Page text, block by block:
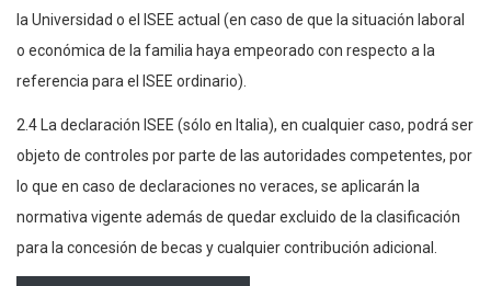
la Universidad o el ISEE actual (en caso de que la situación laboral
o económica de la familia haya empeorado con respecto a la
referencia para el ISEE ordinario).
2.4 La declaración ISEE (sólo en Italia), en cualquier caso, podrá ser
objeto de controles por parte de las autoridades competentes, por
lo que en caso de declaraciones no veraces, se aplicarán la
normativa vigente además de quedar excluido de la clasificación
para la concesión de becas y cualquier contribución adicional.